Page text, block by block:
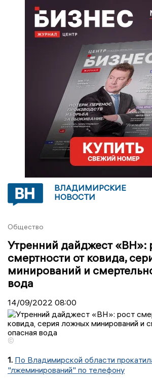
ВЛАДИМИРСКИЕ
НОВОСТИ
Общество
Утренний дайджест «ВН»:
смертности от ковида,
минирований и
вода
14/09/2022 08:00
©
1. По Владимирской области
"лжеминирований" по телефону